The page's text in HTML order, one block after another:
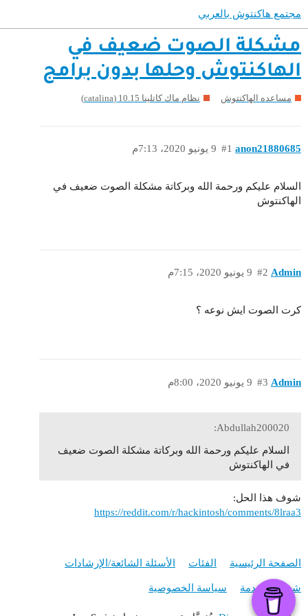
مجتمع هاكنتوش بالعربي
مشكلة الصوت ضعيف في
الهاكنتوش وحلها بدون برامج
مساعده الهاكنتوش نظام ماك كاتلينا 10.15 (catalina)
anon21880685 9 يونيو 2020، 7:13م #1
السلام عليكم ورحمة الله وبركاتة مشكلة الصوت ضعيف في
الهاكنتوش
Admin 9 يونيو 2020، 7:15م #2
كرت الصوت ايش نوعه ؟
Admin 9 يونيو 2020، 8:00م #3
Abdullah200020:
السلام عليكم ورحمة الله وبركاتة مشكلة الصوت ضعيف
في الهاكنتوش
شوف هذا الحل:
https://reddit.com/r/hackintosh/comments/8lraa3
الصفحة الرئيسية الفئات الأسئلة الشائعة/الإرشادات
شروط الخدمة سياسة الخصوصية